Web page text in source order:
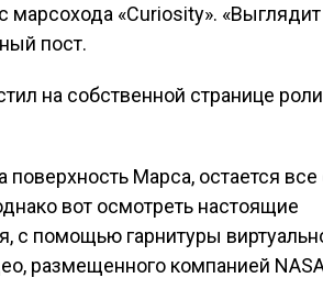
марсохода «Curiosity». «Выглядит
пост.
на собственной странице
поверхность Марса, остается
вот осмотреть настоящие
с помощью гарнитуры
размещенного компанией